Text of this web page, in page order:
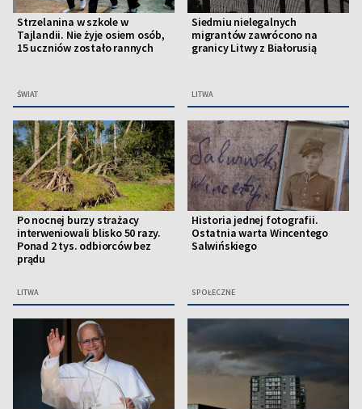
Strzelanina w szkole w
Tajlandii. Nie żyje osiem osób,
15 uczniów zostało rannych
ŚWIAT
Siedmiu nielegalnych
migrantów zawrócono na
granicy Litwy z Białorusią
LITWA
Po nocnej burzy strażacy
interweniowali blisko 50 razy.
Ponad 2 tys. odbiorców bez
prądu
LITWA
Historia jednej fotografii.
Ostatnia warta Wincentego
Salwińskiego
SPOŁECZNE